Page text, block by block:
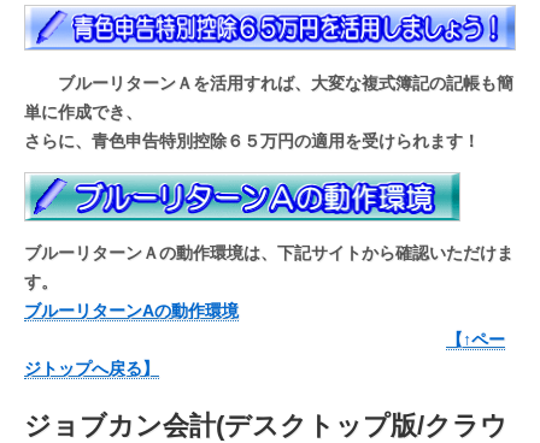
ブルーリターンＡを活用すれば、大変な複式簿記の記帳も簡
単に作成でき、
さらに、青色申告特別控除６５万円の適用を受けられます！
ブルーリターンＡの動作環境は、下記サイトから確認いただけま
す。
ブルーリターンAの動作環境
【↑ペー
ジトップへ戻る】
ジョブカン会計(デスクトップ版/クラウ